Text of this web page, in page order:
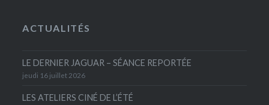
ACTUALITÉS
LE DERNIER JAGUAR – SÉANCE REPORTÉE
jeudi 16 juillet 2026
LES ATELIERS CINÉ DE L’ÉTÉ